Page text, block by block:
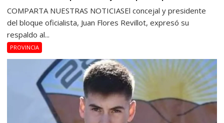
COMPARTA NUESTRAS NOTICIASEl concejal y presidente
del bloque oficialista, Juan Flores Revillot, expresó su
respaldo al...
PROVINCIA